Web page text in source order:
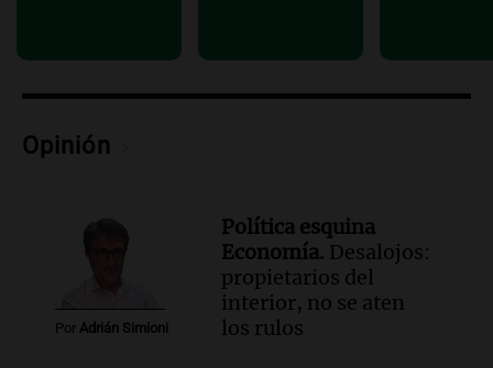
perjudicar la economía estadounidense
y defiende sus aranceles
Episodios
Opinión
Por Adrián Simioni
Política esquina
Economía. Desalojos:
propietarios del
interior, no se aten
los rulos